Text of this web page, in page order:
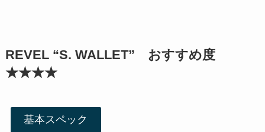
REVEL “S. WALLET” おすすめ度
★★★★
基本スペック